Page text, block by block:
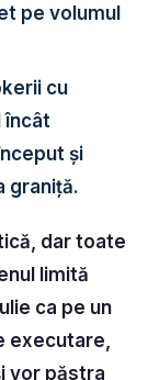
pe volumul
cu
încât
și
graniță.
dar toate
limită
ca pe un
executare,
vor păstra